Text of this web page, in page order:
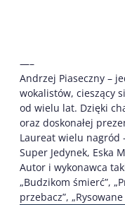
—–
Andrzej Piaseczny –
wokalistów, cieszący
od wielu lat. Dzięki
oraz doskonałej
Laureat wielu nagród
Super Jedynek, Eska
Autor i wykonawca
„Budzikom śmierć”,
przebacz”,